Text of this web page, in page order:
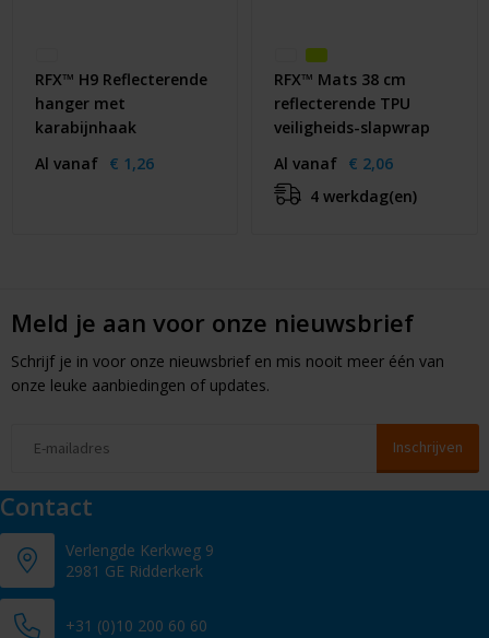
RFX™ H9 Reflecterende
hanger met
karabijnhaak
Al vanaf € 1,26
RFX™ Mats 38 cm
reflecterende TPU
veiligheids-slapwrap
Al vanaf € 2,06
4 werkdag(en)
Meld je aan voor onze nieuwsbrief
Schrijf je in voor onze nieuwsbrief en mis nooit meer één van
onze leuke aanbiedingen of updates.
Contact
Verlengde Kerkweg 9
2981 GE Ridderkerk
+31 (0)10 200 60 60